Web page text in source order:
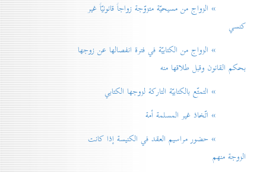
» الزواج من مسيحيّة متزوّجة زواجاً قانونيّاً غير
كنسي
» الزواج من الكتابيّة في فترة انفصالها عن زوجها
بحكم القانون وقبل طلاقها منه
» التمتّع بالكتابيّة التاركة لزوجها الكتابي
» اتّخاذ غير المسلمة أمة
» حضور مراسيم العقد في الكنيسة إذا كانت
الزوجة منهم